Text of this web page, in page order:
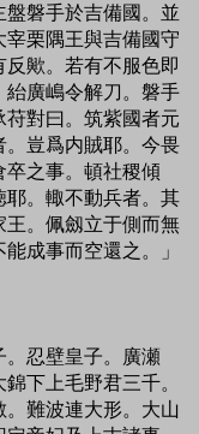
磐手於吉備國。並
栗隅王與吉備國守
歟。若有不服色即
紿廣嶋令解刀。磐手
苻對曰。筑紫國者元
。豈爲内賊耶。今畏
之事。頓社稷傾
耶。輙不動兵者。其
王。佩劔立于側而無
成事而空還之。」
。忍壁皇子。廣瀬
下上毛野君三千。
難波連大形。大山